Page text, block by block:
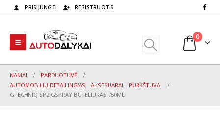
PRISIJUNGTI REGISTRUOTIS
0
NAMAI
PARDUOTUVĖ
AUTOMOBILIŲ DETAILING'AS, AKSESUARAI,
PURKŠTUVAI
GTECHNIQ SP2 GSPRAY BUTELIUKAS 750ML